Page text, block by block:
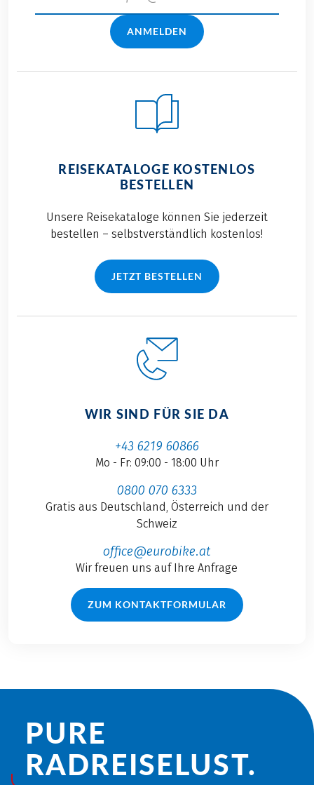
ANMELDEN
REISEKATALOGE KOSTENLOS
BESTELLEN
Unsere Reisekataloge können Sie jederzeit
bestellen – selbstverständlich kostenlos!
JETZT BESTELLEN
WIR SIND FÜR SIE DA
+43 6219 60866
Mo - Fr: 09:00 - 18:00 Uhr
0800 070 6333
Gratis aus Deutschland, Österreich und der
Schweiz
office@eurobike.at
Wir freuen uns auf Ihre Anfrage
ZUM KONTAKTFORMULAR
PURE
RADREISE­LUST.